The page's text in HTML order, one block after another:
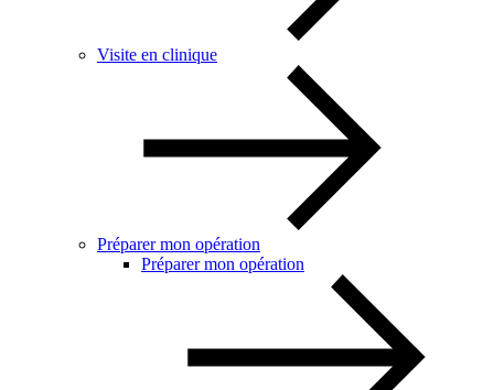
Visite en clinique
Préparer mon opération
Préparer mon opération